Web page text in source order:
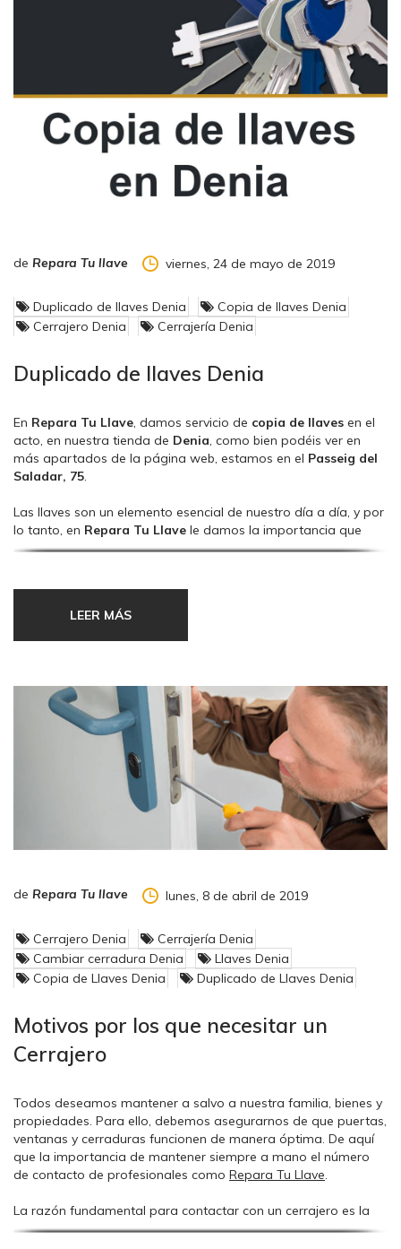
de Repara Tu llave viernes, 24 de mayo de 2019
Duplicado de llaves Denia
Copia de llaves Denia
Cerrajero Denia
Cerrajería Denia
Duplicado de llaves Denia
En Repara Tu Llave, damos servicio de copia de llaves en el
acto, en nuestra tienda de Denia, como bien podéis ver en
más apartados de la página web, estamos en el Passeig del
Saladar, 75.
Las llaves son un elemento esencial de nuestro día a día, y por
lo tanto, en Repara Tu Llave le damos la importancia que
merecen, teniendo una gran cantidad de llaves en stock para
LEER MÁS
de Repara Tu llave lunes, 8 de abril de 2019
Cerrajero Denia
Cerrajería Denia
Cambiar cerradura Denia
Llaves Denia
Copia de Llaves Denia
Duplicado de Llaves Denia
Motivos por los que necesitar un
Cerrajero
Todos deseamos mantener a salvo a nuestra familia, bienes y
propiedades. Para ello, debemos asegurarnos de que puertas,
ventanas y cerraduras funcionen de manera óptima. De aquí
que la importancia de mantener siempre a mano el número
de contacto de profesionales como Repara Tu Llave
La razón fundamental para contactar con un cerrajero es la
preocupación general porla seguridad de nuestro hogar y